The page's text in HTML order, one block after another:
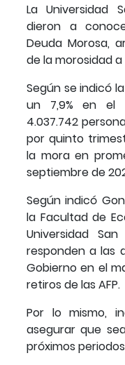
La Universidad
dieron a
Deuda Morosa,
de la morosidad
Según se indicó
un 7,9% en el
4.037.742
por quinto
la mora en
septiembre de
Según indicó
la Facultad de
Universidad
responden a las
Gobierno en el
retiros de las AFP.
Por lo mismo,
asegurar que
próximos